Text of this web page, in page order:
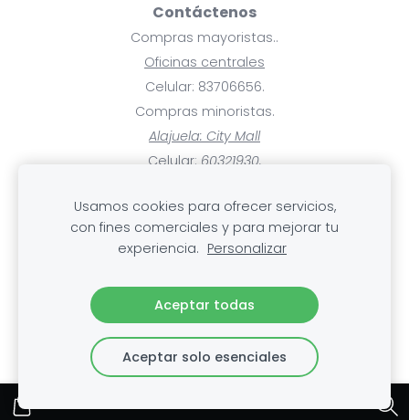
Contáctenos
Compras mayoristas..
Oficinas centrales
Celular: 83706656.
Compras minoristas.
Alajuela: City Mall
Celular: 60321930.
Pagos y facturas.
Mis compras.
Cambios, devoluciones y rembolsos
.Envío
Usamos cookies para ofrecer servicios,
con fines comerciales y para mejorar tu
experiencia. Personalizar
Aceptar todas
Aceptar solo esenciales